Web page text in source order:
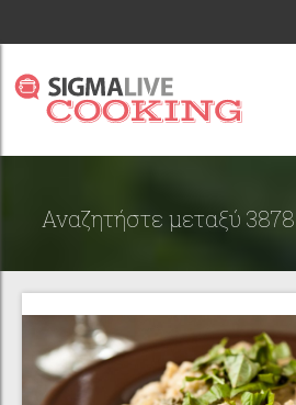
Αναζητήστε μεταξύ
Περιορίστε τα αποτελέσματα
κατηγορίες: